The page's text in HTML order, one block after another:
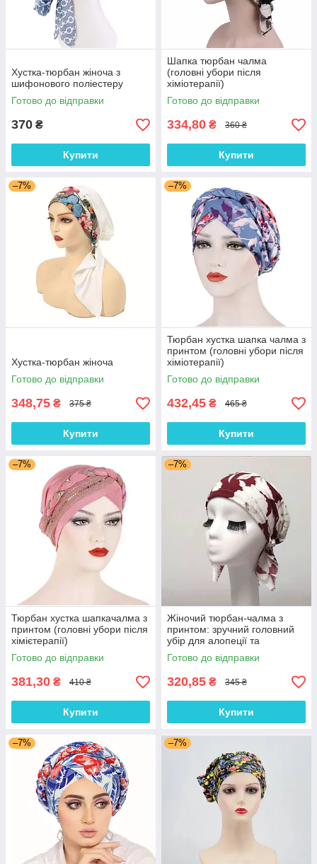
Хустка-тюрбан жіноча з
шифонового поліестеру
Готово до відправки
370 ₴
Купити
Шапка тюрбан чалма
(головні убори після
хіміотерапії)
Готово до відправки
334,80 ₴ 360 ₴
Купити
–7%
Хустка-тюрбан жіноча
Готово до відправки
348,75 ₴ 375 ₴
Купити
–7%
Тюрбан хустка шапка чалма з
принтом (головні убори після
хіміотерапії)
Готово до відправки
432,45 ₴ 465 ₴
Купити
–7%
Тюрбан хустка шапкачалма з
принтом (головні убори після
хімієтерапії)
Готово до відправки
381,30 ₴ 410 ₴
Купити
–7%
Жіночий тюрбан-чалма з
принтом: зручний головний
убір для алопеції та
відновлення після
хімієтерапії
Готово до відправки
320,85 ₴ 345 ₴
Купити
–7% –7%